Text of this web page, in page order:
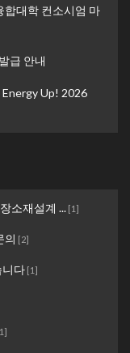
합대학 컨소시엄 마
급 안내
Up! 2026
소재설계 ... [1]
의 [2]
니다 [1]
1]